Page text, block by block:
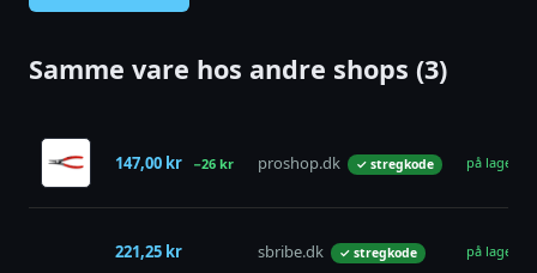
Samme vare hos andre shops (3)
147,00 kr −26 kr proshop.dk ✓ stregkode på lager
221,25 kr sbribe.dk ✓ stregkode på lager